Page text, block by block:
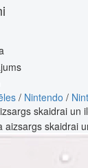
/ Nintendo /
skaidrai un